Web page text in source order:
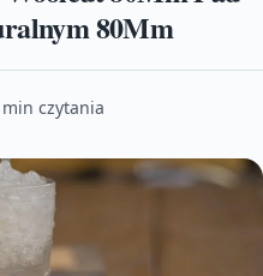
80Mm
czytania